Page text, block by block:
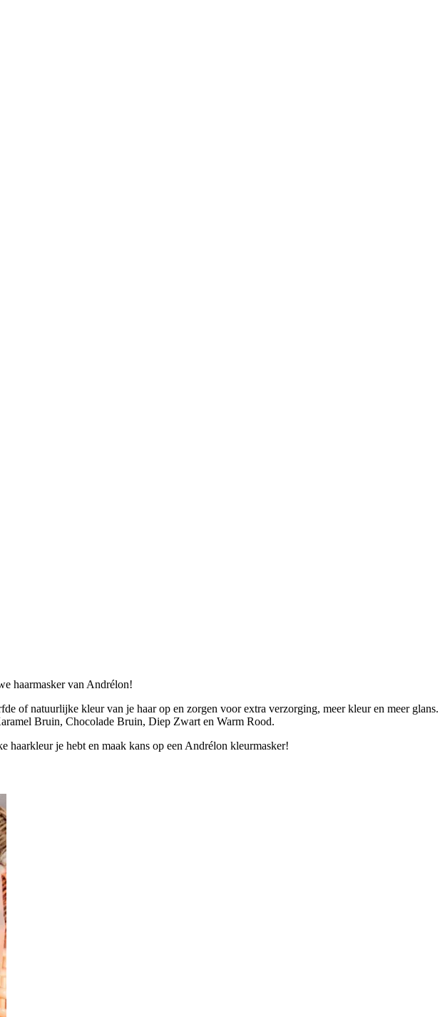
haarmasker van Andrélon!
of natuurlijke kleur van je haar op en zorgen voor extra verzorging, meer kleur en meer glans.
Bruin, Chocolade Bruin, Diep Zwart en Warm Rood.
haarkleur je hebt en maak kans op een Andrélon kleurmasker!